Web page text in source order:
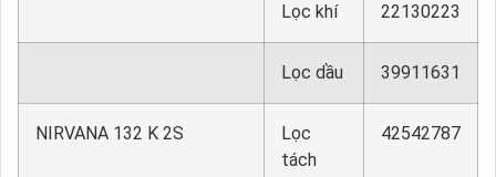
Lọc khí 22130223
Lọc dầu 39911631
NIRVANA 132 K 2S
Lọc
tách
42542787